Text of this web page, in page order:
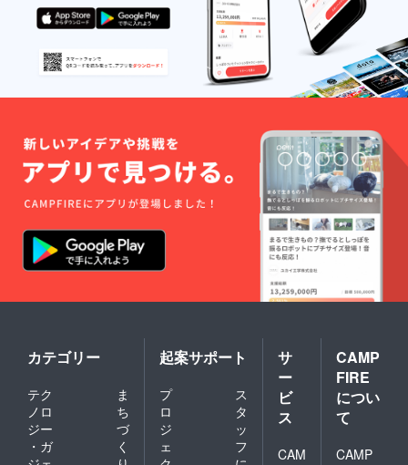
カテゴリー
テク
ノロ
ジー
・ガ
ま
ち
づ
く
起案サポート
プ
ロ
ジ
ェ
ス
タ
ッ
フ
サ
ー
ビ
ス
CAM
CAMP
FIRE
につい
て
CAMP